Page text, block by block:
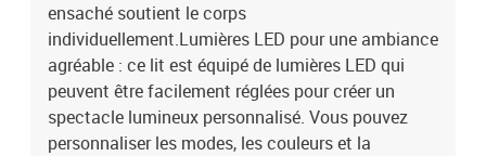
ensaché soutient le corps
individuellement.Lumières LED pour une ambiance
agréable : ce lit est équipé de lumières LED qui
peuvent être facilement réglées pour créer un
spectacle lumineux personnalisé. Vous pouvez
personnaliser les modes, les couleurs et la